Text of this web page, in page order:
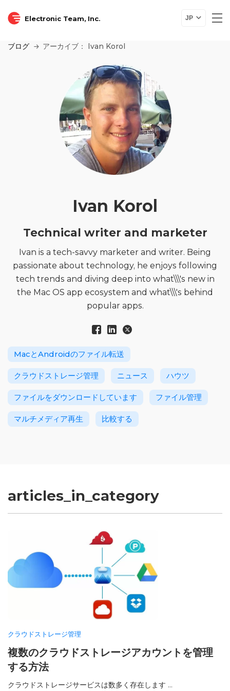
Electronic Team, Inc. JP
ブログ アーカイブ： Ivan Korol
Ivan Korol
Technical writer and marketer
Ivan is a tech-savvy marketer and writer. Being
passionate about technology, he enjoys following
tech trends and diving deep into what\\\'s new in
the Mac OS app ecosystem and what\\\'s behind
popular apps.
MacとAndroidのファイル転送
クラウドストレージ管理 ニュース ハウツ
ファイルをダウンロードしています ファイル管理
マルチメディア再生 比較する
articles_in_category
クラウドストレージ管理
複数のクラウドストレージアカウントを管理
する方法
クラウドストレージサービスは数多く存在します ...